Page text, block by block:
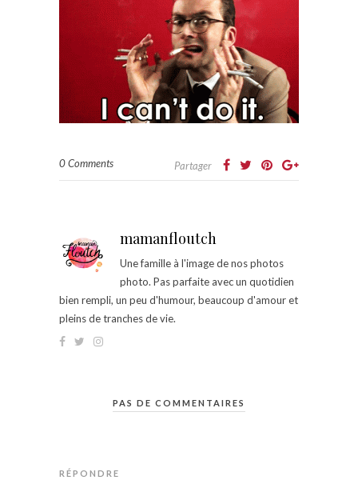
0 Comments Partager
mamanfloutch
Une famille à l'image de nos photos
photo. Pas parfaite avec un quotidien
bien rempli, un peu d'humour, beaucoup d'amour et
pleins de tranches de vie.
PAS DE COMMENTAIRES
RÉPONDRE